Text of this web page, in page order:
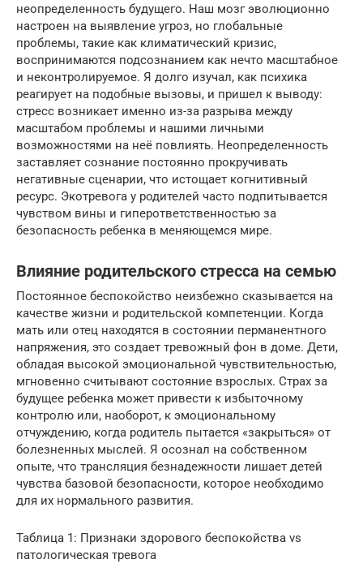
неопределенность будущего. Наш мозг эволюционно
настроен на выявление угроз, но глобальные
проблемы, такие как климатический кризис,
воспринимаются подсознанием как нечто масштабное
и неконтролируемое. Я долго изучал, как психика
реагирует на подобные вызовы, и пришел к выводу:
стресс возникает именно из-за разрыва между
масштабом проблемы и нашими личными
возможностями на неё повлиять. Неопределенность
заставляет сознание постоянно прокручивать
негативные сценарии, что истощает когнитивный
ресурс. Экотревога у родителей часто подпитывается
чувством вины и гиперответственностью за
безопасность ребенка в меняющемся мире.
Влияние родительского стресса на семью
Постоянное беспокойство неизбежно сказывается на
качестве жизни и родительской компетенции. Когда
мать или отец находятся в состоянии перманентного
напряжения, это создает тревожный фон в доме. Дети,
обладая высокой эмоциональной чувствительностью,
мгновенно считывают состояние взрослых. Страх за
будущее ребенка может привести к избыточному
контролю или, наоборот, к эмоциональному
отчуждению, когда родитель пытается «закрыться» от
болезненных мыслей. Я осознал на собственном
опыте, что трансляция безнадежности лишает детей
чувства базовой безопасности, которое необходимо
для их нормального развития.
Таблица 1: Признаки здорового беспокойства vs
патологическая тревога